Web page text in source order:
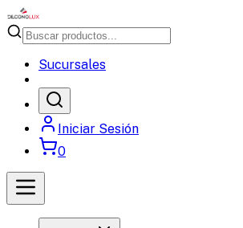
Sucursales
Iniciar Sesión
0